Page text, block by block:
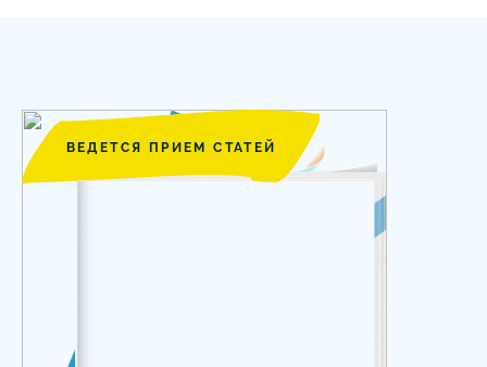
ВЕДЕТСЯ ПРИЕМ СТАТЕЙ